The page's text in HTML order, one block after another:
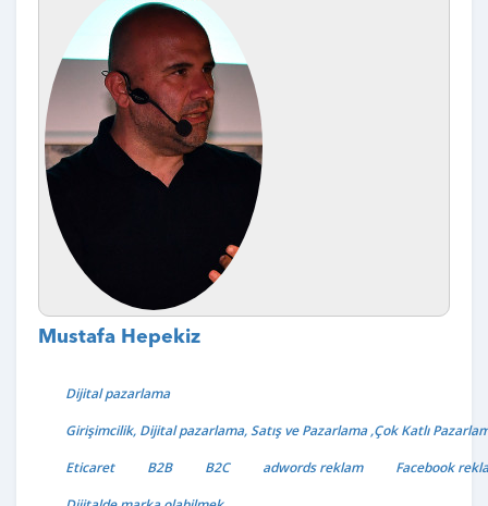
Mustafa Hepekiz
Dijital pazarlama
Girişimcilik, Dijital pazarlama, Satış ve Pazarlama ,Çok Katlı
Eticaret
B2B B2C adwords reklam
Facebook